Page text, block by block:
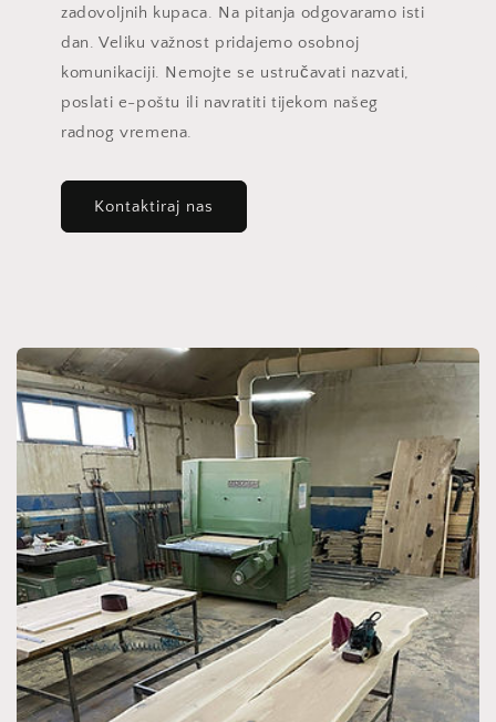
zadovoljnih kupaca. Na pitanja odgovaramo isti
dan. Veliku važnost pridajemo osobnoj
komunikaciji. Nemojte se ustručavati nazvati,
poslati e-poštu ili navratiti tijekom našeg
radnog vremena.
Kontaktiraj nas